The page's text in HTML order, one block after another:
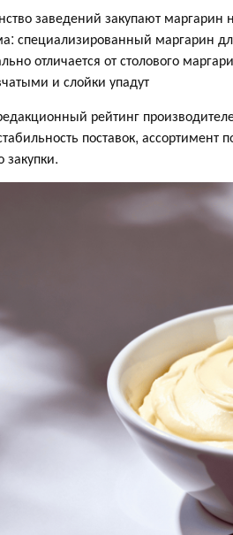
заведений закупают маргарин
специализированный маргарин
отличается от столового
и слойки упадут
рейтинг
поставок, ассортимент
закупки.